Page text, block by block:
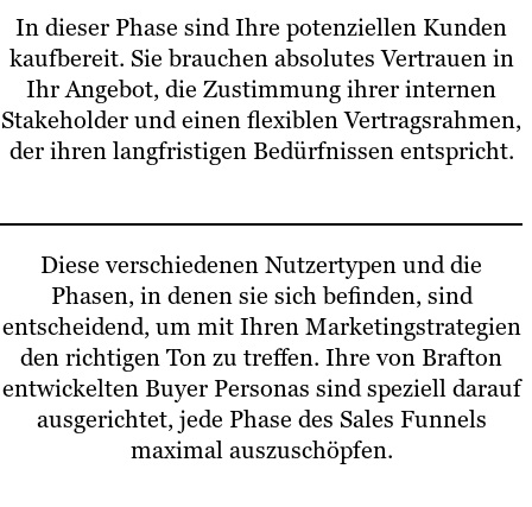
In dieser Phase sind Ihre potenziellen Kunden
kaufbereit. Sie brauchen absolutes Vertrauen in
Ihr Angebot, die Zustimmung ihrer internen
Stakeholder und einen flexiblen Vertragsrahmen,
der ihren langfristigen Bedürfnissen entspricht.
Diese verschiedenen Nutzertypen und die
Phasen, in denen sie sich befinden, sind
entscheidend, um mit Ihren Marketingstrategien
den richtigen Ton zu treffen. Ihre von Brafton
entwickelten Buyer Personas sind speziell darauf
ausgerichtet, jede Phase des Sales Funnels
maximal auszuschöpfen.